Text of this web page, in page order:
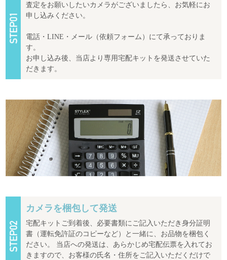
査定をお願いしたいカメラがございましたら、お気軽にお
申し込みください。
電話・LINE・メール（依頼フォーム）にて承っておりま
す。
お申し込み後、当店より専用宅配キットを発送させていた
だきます。
カメラを梱包して発送
宅配キットご到着後、必要書類にご記入いただき身分証明
書（運転免許証のコピーなど）と一緒に、お品物を梱包く
ださい。 当店への発送は、あらかじめ宅配伝票を入れてお
きますので、お客様の氏名・住所をご記入いただくだけで